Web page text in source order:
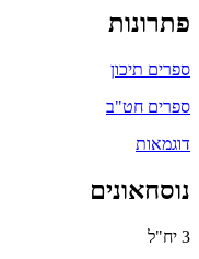
פתרונות
ספרים תיכון
ספרים חט"ב
דוגמאות
נוסחאונים
3 יח"ל